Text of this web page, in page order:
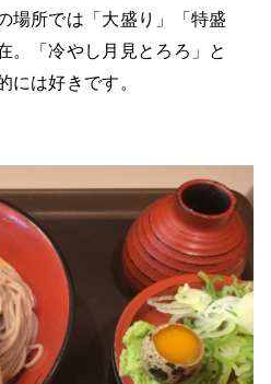
場所では「大盛り」「特盛
。「冷やし月見とろろ」と
には好きです。